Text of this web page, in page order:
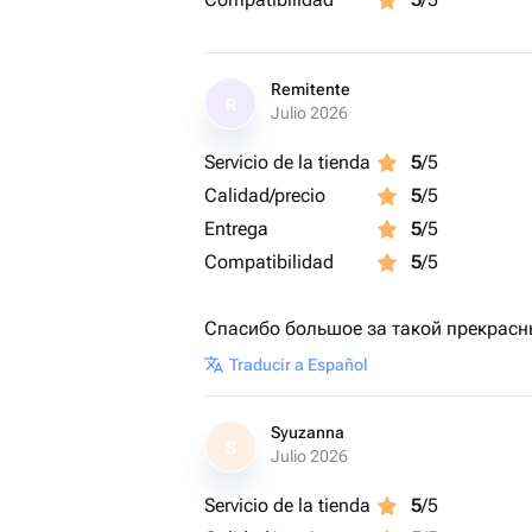
Remitente
Julio 2026
Servicio de la tienda 5/5
Calidad/precio
5/5
Entrega
5/5
Compatibilidad
5/5
Спасибо большое за такой
Traducir a Español
S
Syuzanna
Julio 2026
Servicio de la tienda 5/5